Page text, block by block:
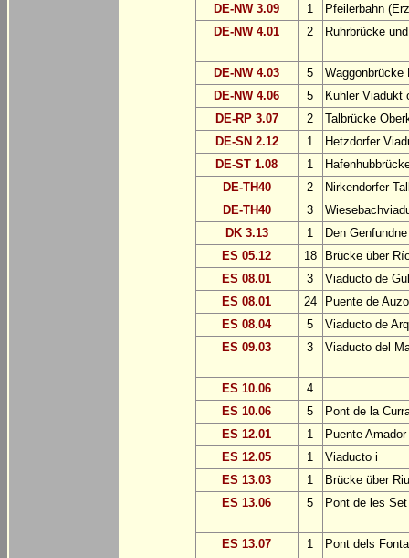
DE-NW 3.09
1
Pfeilerbahn
DE-NW 4.01
2 Ruhrbrücke
DE-NW 4.03 5
Waggonbrücke
DE-NW 4.06
5
Kuhler Viadukt
DE-RP 3.07
2
Talbrücke
DE-SN 2.12
1
Hetzdorfer
DE-ST 1.08
1
DE-TH40
2
Nirkendorfer
DE-TH40
3
DK 3.13
1
Den
ES 05.12
18
Brücke über
ES 08.01
3
Viaducto de
ES 08.01
24
Puente de
ES 08.04
5
Viaducto de
ES 09.03
3 Viaducto del
ES 10.06
4
ES 10.06
5
Pont de la
ES 12.01
1
Puente
ES 12.05
1
Viaducto i
ES 13.03
1
Brücke über
ES 13.06
5 Pont de les
ES 13.07 1 Pont dels